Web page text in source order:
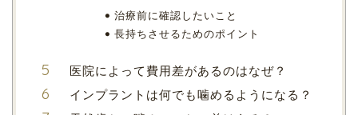
治療前に確認したいこと
長持ちさせるためのポイント
医院によって費用差があるのはなぜ？
インプラントは何でも噛めるようになる？